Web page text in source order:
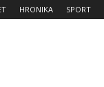
HRONIKA SPORT